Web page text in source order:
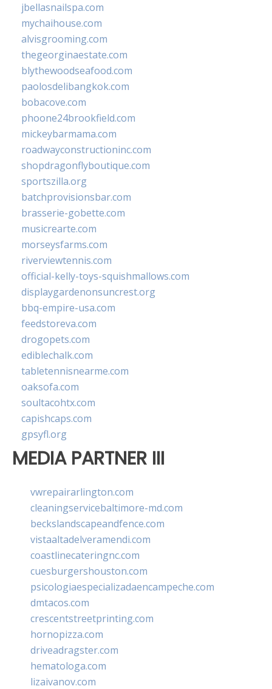
jbellasnailspa.com
mychaihouse.com
alvisgrooming.com
thegeorginaestate.com
blythewoodseafood.com
paolosdelibangkok.com
bobacove.com
phoone24brookfield.com
mickeybarmama.com
roadwayconstructioninc.com
shopdragonflyboutique.com
sportszilla.org
batchprovisionsbar.com
brasserie-gobette.com
musicrearte.com
morseysfarms.com
riverviewtennis.com
official-kelly-toys-squishmallows.com
displaygardenonsuncrest.org
bbq-empire-usa.com
feedstoreva.com
drogopets.com
ediblechalk.com
tabletennisnearme.com
oaksofa.com
soultacohtx.com
capishcaps.com
gpsyfl.org
MEDIA PARTNER III
vwrepairarlington.com
cleaningservicebaltimore-md.com
beckslandscapeandfence.com
vistaaltadelveramendi.com
coastlinecateringnc.com
cuesburgershouston.com
psicologiaespecializadaencampeche.com
dmtacos.com
crescentstreetprinting.com
hornopizza.com
driveadragster.com
hematologa.com
lizaivanov.com